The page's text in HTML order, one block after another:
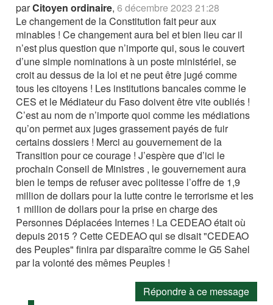
parCitoyen ordinaire,6 décembre 2023 21:28
Le changement de la Constitution fait peur aux
minables ! Ce changement aura bel et bien lieu car il
n’est plus question que n’importe qui, sous le couvert
d’une simple nominations à un poste ministériel, se
croit au dessus de la loi et ne peut être jugé comme
tous les citoyens ! Les institutions bancales comme le
CES et le Médiateur du Faso doivent être vite oubliés !
C’est au nom de n’importe quoi comme les médiations
qu’on permet aux juges grassement payés de fuir
certains dossiers ! Merci au gouvernement de la
Transition pour ce courage ! J’espère que d’ici le
prochain Conseil de Ministres , le gouvernement aura
bien le temps de refuser avec politesse l’offre de 1,9
million de dollars pour la lutte contre le terrorisme et les
1 million de dollars pour la prise en charge des
Personnes Déplacées Internes ! La CEDEAO était où
depuis 2015 ? Cette CEDEAO qui se disait "CEDEAO
des Peuples" finira par disparaître comme le G5 Sahel
par la volonté des mêmes Peuples !
Répondre à ce message